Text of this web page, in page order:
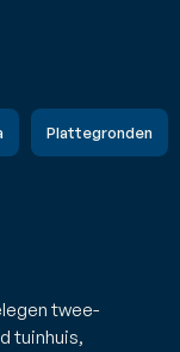
Plattegronden
twee-
tuinhuis,